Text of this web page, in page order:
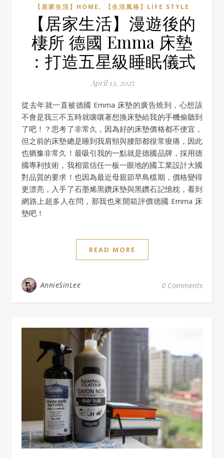
【居家生活】HOME , 【生活風格】LIFE STYLE
【居家生活】漫遊後的
棲所 德國 Emma 床墊
：打造五星級睡眠儀式
April 13, 2025
從去年就一直被德國 Emma 床墊的廣告燒到，心想該
不會是我三不五時就嚷嚷著想換床墊給我的手機偷聽到
了吧！？思考了非常久，因為好的床墊價格都不便宜，
但之前的床墊總是睡到我肩頸與腰部都很常痠痛，因此
也猶豫非常久！最吸引我的一點就是德國品牌，採用德
國專利技術，我相當信任一板一眼地的國工業設計大國
對品質的要求！也因為最近母親節早鳥檔期，價格變得
更漂亮，入手了石墨烯黑鑽床墊與黑鑽石記憶枕，看到
網路上超多人在問，那我也來開箱評價德國 Emma 床
墊吧！
READ MORE
AnnieSinLee 0 Comments